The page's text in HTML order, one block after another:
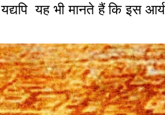
यह भी मानते हैं कि इस आर्य